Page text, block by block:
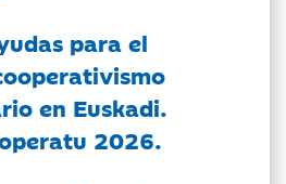
para el
en Euskadi.
2026.